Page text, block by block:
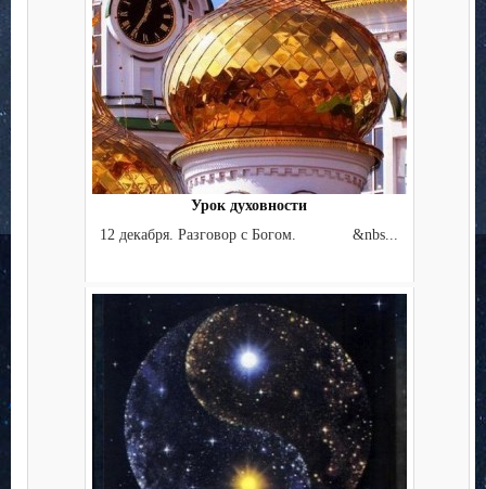
Урок духовности
12 декабря. Разговор с Богом. &nbs...